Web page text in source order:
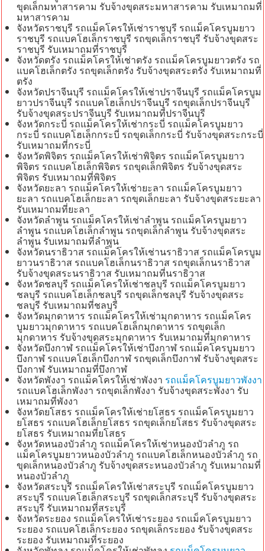
ขุดเล็กมหาสารคาม รับจ้างขุดสระมหาสารคาม รับเหมาถมที่
มหาสารคาม
จังหวัดราชบุรี รถแม็คโครให้เช่าราชบุรี รถแม็คโครบูมยาว
ราชบุรี รถแบคโฮเล็กราชบุรี รถขุดเล็กราชบุรี รับจ้างขุดสระ
ราชบุรี รับเหมาถมที่ราชบุรี
จังหวัดตรัง รถแม็คโครให้เช่าตรัง รถแม็คโครบูมยาวตรัง รถ
แบคโฮเล็กตรัง รถขุดเล็กตรัง รับจ้างขุดสระตรัง รับเหมาถมที่
ตรัง
จังหวัดปราจีนบุรี รถแม็คโครให้เช่าปราจีนบุรี รถแม็คโครบูม
ยาวปราจีนบุรี รถแบคโฮเล็กปราจีนบุรี รถขุดเล็กปราจีนบุรี
รับจ้างขุดสระปราจีนบุรี รับเหมาถมที่ปราจีนบุรี
จังหวัดกระบี่ รถแม็คโครให้เช่ากระบี่ รถแม็คโครบูมยาว
กระบี่ รถแบคโฮเล็กกระบี่ รถขุดเล็กกระบี่ รับจ้างขุดสระกระบี่
รับเหมาถมที่กระบี่
จังหวัดพิจิตร รถแม็คโครให้เช่าพิจิตร รถแม็คโครบูมยาว
พิจิตร รถแบคโฮเล็กพิจิตร รถขุดเล็กพิจิตร รับจ้างขุดสระ
พิจิตร รับเหมาถมที่พิจิตร
จังหวัดยะลา รถแม็คโครให้เช่ายะลา รถแม็คโครบูมยาว
ยะลา รถแบคโฮเล็กยะลา รถขุดเล็กยะลา รับจ้างขุดสระยะลา
รับเหมาถมที่ยะลา
จังหวัดลำพูน รถแม็คโครให้เช่าลำพูน รถแม็คโครบูมยาว
ลำพูน รถแบคโฮเล็กลำพูน รถขุดเล็กลำพูน รับจ้างขุดสระ
ลำพูน รับเหมาถมที่ลำพูน
จังหวัดนราธิวาส รถแม็คโครให้เช่านราธิวาส รถแม็คโครบูม
ยาวนราธิวาส รถแบคโฮเล็กนราธิวาส รถขุดเล็กนราธิวาส
รับจ้างขุดสระนราธิวาส รับเหมาถมที่นราธิวาส
จังหวัดชลบุรี รถแม็คโครให้เช่าชลบุรี รถแม็คโครบูมยาว
ชลบุรี รถแบคโฮเล็กชลบุรี รถขุดเล็กชลบุรี รับจ้างขุดสระ
ชลบุรี รับเหมาถมที่ชลบุรี
จังหวัดมุกดาหาร รถแม็คโครให้เช่ามุกดาหาร รถแม็คโคร
บูมยาวมุกดาหาร รถแบคโฮเล็กมุกดาหาร รถขุดเล็ก
มุกดาหาร รับจ้างขุดสระมุกดาหาร รับเหมาถมที่มุกดาหาร
จังหวัดบึงกาฬ รถแม็คโครให้เช่าบึงกาฬ รถแม็คโครบูมยาว
บึงกาฬ รถแบคโฮเล็กบึงกาฬ รถขุดเล็กบึงกาฬ รับจ้างขุดสระ
บึงกาฬ รับเหมาถมที่บึงกาฬ
จังหวัดพังงา รถแม็คโครให้เช่าพังงา รถแม็คโครบูมยาวพังงา
รถแบคโฮเล็กพังงา รถขุดเล็กพังงา รับจ้างขุดสระพังงา รับ
เหมาถมที่พังงา
จังหวัดยโสธร รถแม็คโครให้เช่ายโสธร รถแม็คโครบูมยาว
ยโสธร รถแบคโฮเล็กยโสธร รถขุดเล็กยโสธร รับจ้างขุดสระ
ยโสธร รับเหมาถมที่ยโสธร
จังหวัดหนองบัวลำภู รถแม็คโครให้เช่าหนองบัวลำภู รถ
แม็คโครบูมยาวหนองบัวลำภู รถแบคโฮเล็กหนองบัวลำภู รถ
ขุดเล็กหนองบัวลำภู รับจ้างขุดสระหนองบัวลำภู รับเหมาถมที่
หนองบัวลำภู
จังหวัดสระบุรี รถแม็คโครให้เช่าสระบุรี รถแม็คโครบูมยาว
สระบุรี รถแบคโฮเล็กสระบุรี รถขุดเล็กสระบุรี รับจ้างขุดสระ
สระบุรี รับเหมาถมที่สระบุรี
จังหวัดระยอง รถแม็คโครให้เช่าระยอง รถแม็คโครบูมยาว
ระยอง รถแบคโฮเล็กระยอง รถขุดเล็กระยอง รับจ้างขุดสระ
ระยอง รับเหมาถมที่ระยอง